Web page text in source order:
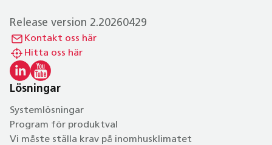
Release version 2.20260429
Kontakt oss här
Hitta oss här
Lösningar
Systemlösningar
Program för produktval
Vi måste ställa krav på inomhusklimatet